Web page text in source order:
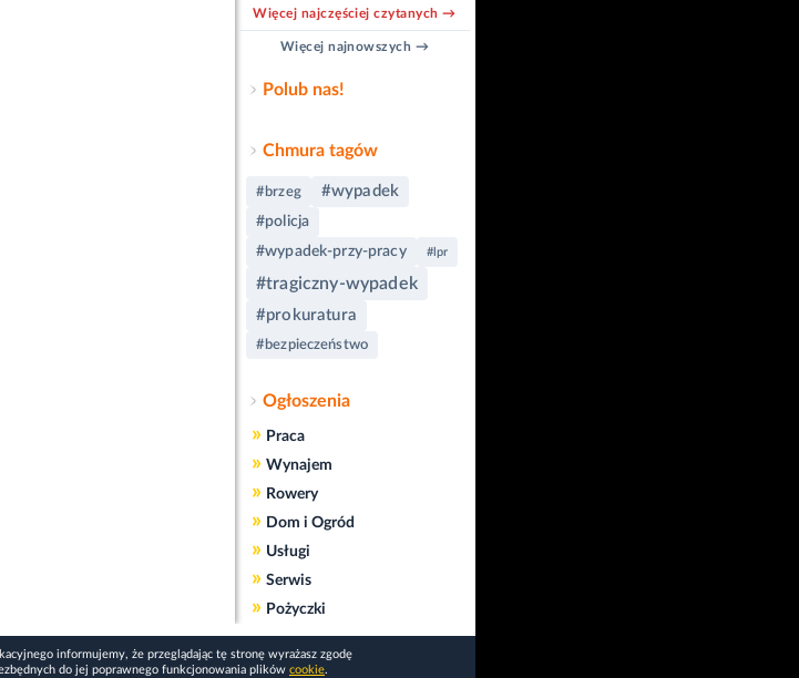
Więcej najczęściej czytanych →
Więcej najnowszych →
Polub nas!
Chmura tagów
#brzeg #wypadek
#policja
#wypadek-przy-pracy
#lpr
#tragiczny-wypadek
#prokuratura
#bezpieczeństwo
Ogłoszenia
» Praca
» Wynajem
» Rowery
» Dom i Ogród
» Usługi
» Serwis
» Pożyczki
informujemy, że przeglądając tę stronę wyrażasz zgodę
do jej poprawnego funkcjonowania plików cookie.